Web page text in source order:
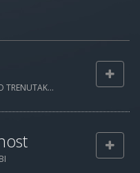
TRENUTAK...